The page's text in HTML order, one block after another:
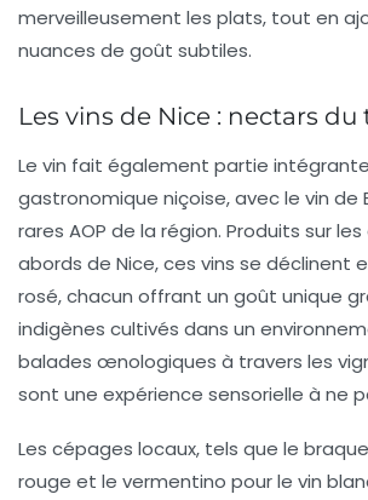
merveilleusement les plats, tout en
nuances de goût subtiles.
Les vins de Nice : nectars
Le vin fait également partie
gastronomique niçoise, avec le vin de
rares AOP de la région. Produits sur
abords de Nice, ces vins se déclinent
rosé, chacun offrant un goût unique
indigènes cultivés dans un
balades œnologiques à travers les
sont une expérience sensorielle à ne
Les cépages locaux, tels que le
rouge et le vermentino pour le vin